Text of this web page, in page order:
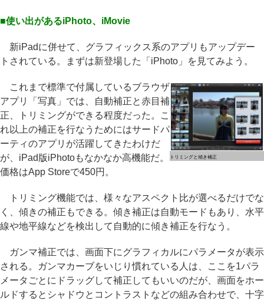
■使い出があるiPhoto、iMovie
新iPadに併せて、グラフィックス系のアプリもアップデー
トされている。まずは新登場した「iPhoto」を見てみよう。
トリミングと傾き補正
これまで標準で付属しているブラウザ
アプリ「写真」では、自動補正と赤目補
正、トリミングができる程度だった。こ
れ以上の補正を行なうためにはサードパ
ーティのアプリが活躍してきたわけだ
が、iPad版iPhotoもなかなか高機能だ。
価格はApp Storeで450円。
トリミング機能では、様々なアスペクト比が選べるだけでな
く、傾きの補正もできる。傾き補正は自動モードもあり、水平
線や地平線などを検出して自動的に傾き補正を行なう。
ガンマ補正では、画面下にグラフィカルにパラメータが表示
される。ガンマカーブをいじり慣れている人は、ここを1パラ
メータごとにドラッグして補正してもいいのだが、画面をホー
ルドするとシャドウとコントラストなどの組み合わせで、十字